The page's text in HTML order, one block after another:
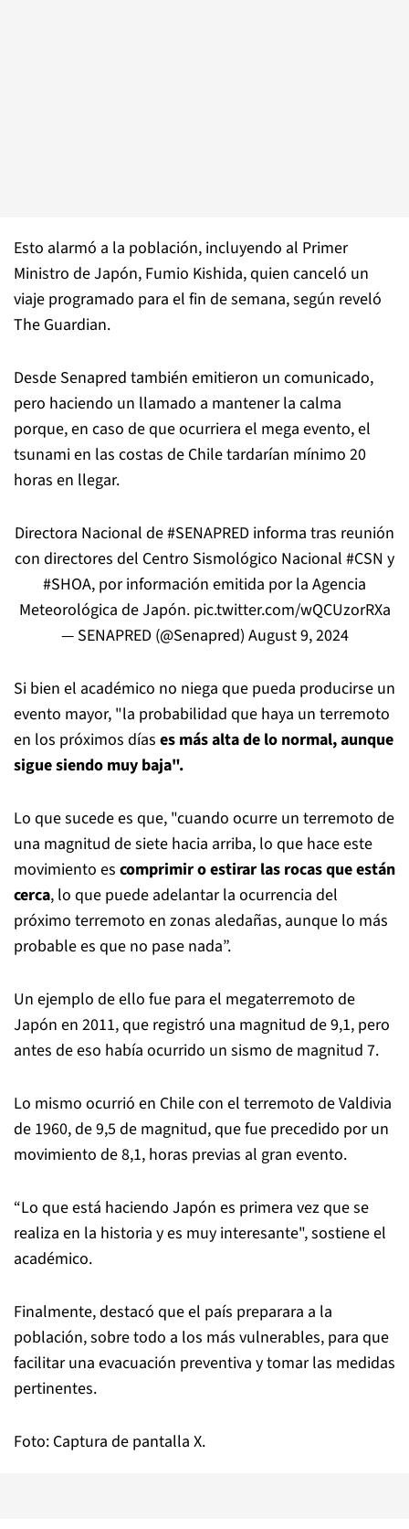
Esto alarmó a la población, incluyendo al Primer
Ministro de Japón, Fumio Kishida, quien canceló un
viaje programado para el fin de semana, según reveló
The Guardian.
Desde Senapred también emitieron un comunicado,
pero haciendo un llamado a mantener la calma
porque, en caso de que ocurriera el mega evento, el
tsunami en las costas de Chile tardarían mínimo 20
horas en llegar.
Directora Nacional de#SENAPRED informa tras reunión
con directores del Centro Sismológico Nacional #CSN y
#SHOA, por información emitida por la Agencia
Meteorológica de Japón. pic.twitter.com/wQCUzorRXa
— SENAPRED (@Senapred) August 9, 2024
Si bien el académico no niega que pueda producirse un
evento mayor, "la probabilidad que haya un terremoto
en los próximos días es más alta de lo normal, aunque
sigue siendo muy baja".
Lo que sucede es que, "cuando ocurre un terremoto de
una magnitud de siete hacia arriba, lo que hace este
movimiento es comprimir o estirar las rocas que están
cerca, lo que puede adelantar la ocurrencia del
próximo terremoto en zonas aledañas, aunque lo más
probable es que no pase nada”.
Un ejemplo de ello fue para el megaterremoto de
Japón en 2011, que registró una magnitud de 9,1, pero
antes de eso había ocurrido un sismo de magnitud 7.
Lo mismo ocurrió en Chile con el terremoto de Valdivia
de 1960, de 9,5 de magnitud, que fue precedido por un
movimiento de 8,1, horas previas al gran evento.
“Lo que está haciendo Japón es primera vez que se
realiza en la historia y es muy interesante", sostiene el
académico.
Finalmente, destacó que el país preparara a la
población, sobre todo a los más vulnerables, para que
facilitar una evacuación preventiva y tomar las medidas
pertinentes.
Foto: Captura de pantalla X.